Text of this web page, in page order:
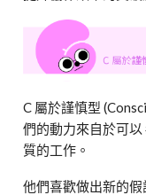
C 屬於謹慎型
們的動力來自於可
質的工作。
他們喜歡做出新的